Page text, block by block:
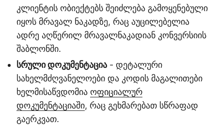
კლიენტის ობიექტებს შეიძლება გამოყენებული
იყოს მრავალ ნაკადზე, რაც აუცილებელია
ადრე აღწერილ მრავალნაკადიან კონვერსიის
შაბლონში.
სრული დოკუმენტაცია - დეტალური
სახელმძღვანელოები და კოდის მაგალითები
ხელმისაწვდომია ოფიციალურ
დოკუმენტაციაში, რაც გეხმარებათ სწრაფად
გაერკვათ.